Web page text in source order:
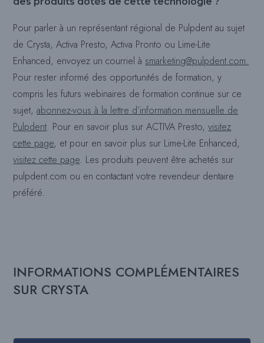
Pour parler à un représentant régional de Pulpdent au sujet
de Crysta, Activa Presto, Activa Pronto ou Lime-Lite
Enhanced, envoyez un courriel à smarketing@pulpdent.com.
Pour rester informé des opportunités de formation, y
compris les futurs webinaires de formation continue sur ce
sujet,abonnez-vous à la lettre d’information mensuelle de
Pulpdent. Pour en savoir plus sur ACTIVA Presto,visitez
cette page, et pour en savoir plus sur Lime-Lite Enhanced,
visitez cette page. Les produits peuvent être achetés sur
pulpdent.com ou en contactant votre revendeur dentaire
préféré.
INFORMATIONS COMPLÉMENTAIRES
SUR CRYSTA